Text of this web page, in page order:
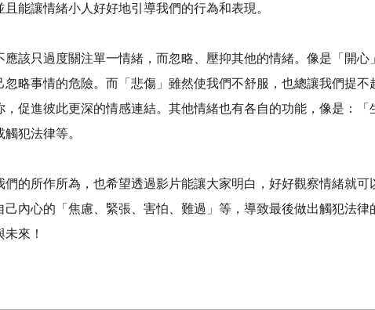
能讓情緒小人好好地引導我們的行為和表現。
該只過度關注單一情緒，而忽略、壓抑其他的情緒。像是「開心
略事情的危險。而「悲傷」雖然使我們不舒服，也總讓我們提
促進彼此更深的情感連結。其他情緒也有各自的功能，像是：
犯法律等。
的所作所為，也希望透過影片能讓大家明白，好好觀察情緒就
內心的「焦慮、緊張、害怕、難過」等，導致最後做出觸犯法律
來！